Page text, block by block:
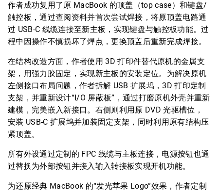
作者成功复用了原 MacBook 的顶盖（top case）和键盘/
触控板，通过查阅资料并首次尝试焊接，将原顶盖电路通
过 USB-C 线缆连接至新主板，实现键盘与触控板功能。过
程中因操作不慎损坏了焊点，更换顶盖后重新完成焊接。
在结构改造方面，作者使用 3D 打印件替代原机的金属支
架，用强力胶固定，实现新主板的安装定位。为解决原机
左侧接口布局问题，作者拆解 USB 扩展坞，3D 打印定制
支架，并重新设计“I/O 屏蔽板”，通过打磨原机外壳并重新
建模，完美嵌入新接口。右侧则利用原 DVD 光驱槽位，
安装 USB-C 扩展坞并加装固定支架，同时利用原有结构压
紧顶盖。
所有外设通过定制的 FPC 线缆与主板连接，电源按钮也通
过替换为外部按钮并接入输入转接板实现开机功能。
为还原经典 MacBook 的“发光苹果 Logo”效果，作者定制